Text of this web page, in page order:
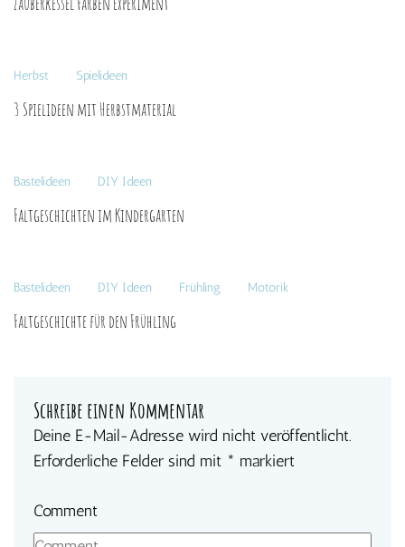
Herbst Spielideen
3 Spielideen mit Herbstmaterial
Bastelideen DIY Ideen
Faltgeschichten im Kindergarten
Bastelideen DIY Ideen Frühling Motorik
Faltgeschichte für den Frühling
Schreibe einen Kommentar
Deine E-Mail-Adresse wird nicht veröffentlicht.
Erforderliche Felder sind mit * markiert
Comment